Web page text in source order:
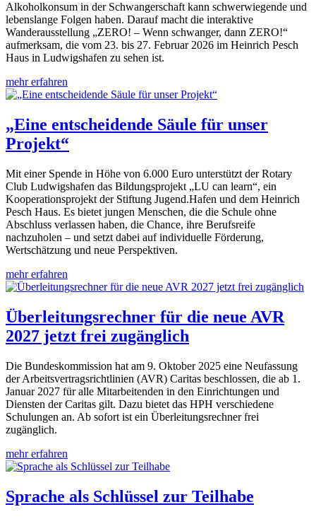
Alkoholkonsum in der Schwangerschaft kann schwerwiegende und
lebenslange Folgen haben. Darauf macht die interaktive
Wanderausstellung „ZERO! – Wenn schwanger, dann ZERO!“
aufmerksam, die vom 23. bis 27. Februar 2026 im Heinrich Pesch
Haus in Ludwigshafen zu sehen ist.
mehr erfahren
„Eine entscheidende Säule für unser
Projekt“
Mit einer Spende in Höhe von 6.000 Euro unterstützt der Rotary
Club Ludwigshafen das Bildungsprojekt „LU can learn“, ein
Kooperationsprojekt der Stiftung Jugend.Hafen und dem Heinrich
Pesch Haus. Es bietet jungen Menschen, die die Schule ohne
Abschluss verlassen haben, die Chance, ihre Berufsreife
nachzuholen – und setzt dabei auf individuelle Förderung,
Wertschätzung und neue Perspektiven.
mehr erfahren
Überleitungsrechner für die neue AVR
2027 jetzt frei zugänglich
Die Bundeskommission hat am 9. Oktober 2025 eine Neufassung
der Arbeitsvertragsrichtlinien (AVR) Caritas beschlossen, die ab 1.
Januar 2027 für alle Mitarbeitenden in den Einrichtungen und
Diensten der Caritas gilt. Dazu bietet das HPH verschiedene
Schulungen an. Ab sofort ist ein Überleitungsrechner frei
zugänglich.
mehr erfahren
Sprache als Schlüssel zur Teilhabe